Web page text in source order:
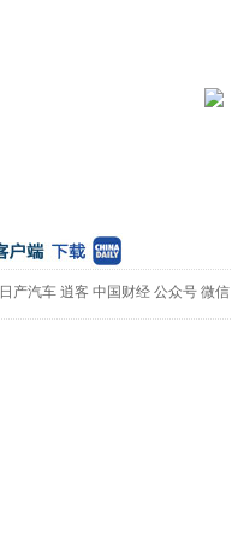
日产汽车 逍客 中国财经 公众号 微信